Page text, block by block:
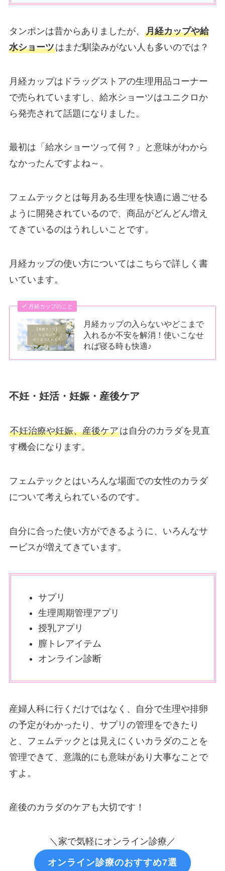
タンポンは昔からありましたが、 月経カップや給
水ショーツはまだ馴染みがない人も多いのでは？
月経カップはドラッグストアの生理用品コーナー
で売られていますし、給水ショーツはユニクロか
ら発売されて話題になりました。
最初は「給水ショーツって何？」と意味がわから
なかったんですよね～。
フェムテックとは毎月ある生理を快適に過ごせる
ように開発されているので、商品がどんどん増え
てきているのはうれしいことです。
月経カップの使い方についてはこちらで詳しく書
いています。
月経カップのこと
月経カップの入らないやどこまで
入れるか不安を解消！使いこなせ
れば寝る時も快適♪
不妊・妊活・妊娠・産後ケア
不妊治療や妊娠、産後ケアは自分のカラダを見直
す機会になります。
フェムテックとはいろんな場面での女性のカラダ
について考えられているのです。
自分に合った使い方ができるように、いろんなサ
ービスが増えてきています。
サプリ
生理周期管理アプリ
授乳アプリ
膣トレアイテム
オンライン診断
産婦人科に行くだけではなく、自分で生理や排卵
の予定がわかったり、サプリの管理をできたり
と、フェムテックとは見えにくいカラダのことを
管理できて、意識的にも意味があり大事なことで
すよ。
産後のカラダのケアも大切です！
＼家で気軽にオンライン診療／
オンライン診療のおすすめ7選